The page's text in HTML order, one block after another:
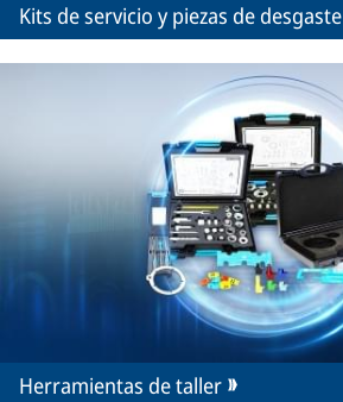
Kits de servicio y piezas de desgaste
Herramientas de taller